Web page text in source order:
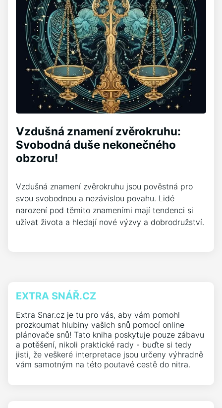
Vzdušná znamení zvěrokruhu:
Svobodná duše nekonečného
obzoru!
Vzdušná znamení zvěrokruhu jsou pověstná pro
svou svobodnou a nezávislou povahu. Lidé
narození pod těmito znameními mají tendenci si
užívat života a hledají nové výzvy a dobrodružství.
EXTRA SNÁŘ.CZ
Extra Snar.cz je tu pro vás, aby vám pomohl
prozkoumat hlubiny vašich snů pomocí online
plánovače snů! Tato kniha poskytuje pouze zábavu
a potěšení, nikoli praktické rady - buďte si tedy
jisti, že veškeré interpretace jsou určeny výhradně
vám samotným na této poutavé cestě do nitra.